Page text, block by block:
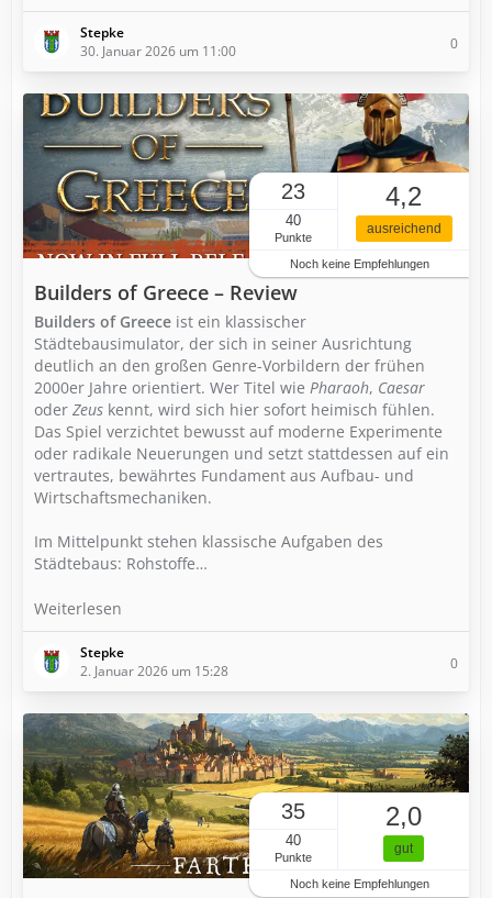
Stepke
30. Januar 2026 um 11:00
0
23
40
Punkte
4,2
ausreichend
Noch keine Empfehlungen
Builders of Greece – Review
Builders of Greece ist ein klassischer
Städtebausimulator, der sich in seiner Ausrichtung
deutlich an den großen Genre-Vorbildern der frühen
2000er Jahre orientiert. Wer Titel wie Pharaoh, Caesar
oder Zeus kennt, wird sich hier sofort heimisch fühlen.
Das Spiel verzichtet bewusst auf moderne Experimente
oder radikale Neuerungen und setzt stattdessen auf ein
vertrautes, bewährtes Fundament aus Aufbau- und
Wirtschaftsmechaniken.
Im Mittelpunkt stehen klassische Aufgaben des
Städtebaus: Rohstoffe…
Weiterlesen
Stepke
2. Januar 2026 um 15:28
0
35
40
Punkte
2,0
gut
Noch keine Empfehlungen